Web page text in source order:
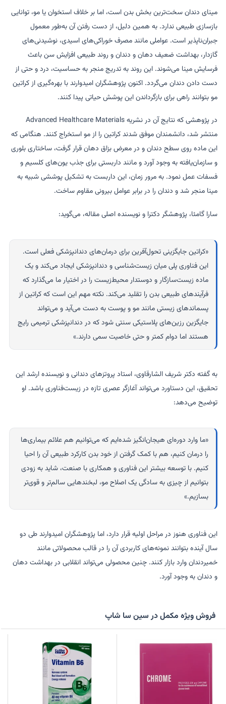
مینای دندان سخت‌ترین بخش بدن است، اما بر خلاف استخوان یا مو، توانایی
بازسازی طبیعی ندارد. به همین دلیل، از دست رفتن آن به‌طور معمول
جبران‌ناپذیر است. عواملی مانند مصرف خوراکی‌های اسیدی، نوشیدنی‌های
گازدار، بهداشت ضعیف دهان و دندان و روند طبیعی افزایش سن باعث
فرسایش مینا می‌شوند. این روند به تدریج منجر به حساسیت، درد و حتی از
دست دادن دندان می‌گردد. اکنون پژوهشگران امیدوارند با بهره‌گیری از کراتین
مو بتوانند راهی برای بازگرداندن این پوشش حیاتی پیدا کنند.
در پژوهشی که نتایج آن در نشریه Advanced Healthcare Materials
منتشر شد، دانشمندان موفق شدند کراتین را از مو استخراج کنند. هنگامی که
این ماده روی سطح دندان و در معرض بزاق دهان قرار گرفت، ساختاری بلوری
و سازمان‌یافته به وجود آورد و مانند داربستی برای جذب یون‌های کلسیم و
فسفات عمل نمود. به مرور زمان، این داربست به تشکیل پوششی شبیه به
مینا منجر شد و دندان را در برابر عوامل بیرونی مقاوم ساخت.
سارا گامئا، پژوهشگر دکترا و نویسنده اصلی مقاله، می‌گوید:
«کراتین جایگزینی تحول‌آفرین برای درمان‌های دندانپزشکی فعلی است.
این فناوری پلی میان زیست‌شناسی و دندانپزشکی ایجاد می‌کند و یک
ماده زیست‌سازگار و دوستدار محیط‌زیست را در اختیار ما می‌گذارد که
فرآیندهای طبیعی بدن را تقلید می‌کند. نکته مهم این است که کراتین از
پسماندهای زیستی مانند مو و پوست به دست می‌آید و می‌تواند
جایگزین رزین‌های پلاستیکی سنتی شود که در دندانپزشکی ترمیمی رایج
هستند اما دوام کمتر و حتی خاصیت سمی دارند.»
به گفته دکتر شریف الشارقاوی، استاد پروتزهای دندانی و نویسنده ارشد این
تحقیق، این دستاورد می‌تواند آغازگر عصری تازه در زیست‌فناوری باشد. او
توضیح می‌دهد:
«ما وارد دوره‌ای هیجان‌انگیز شده‌ایم که می‌توانیم هم علائم بیماری‌ها
را درمان کنیم، هم با کمک گرفتن از خود بدن کارکرد طبیعی آن را احیا
کنیم. با توسعه بیشتر این فناوری و همکاری با صنعت، شاید به زودی
بتوانیم از چیزی به سادگی یک اصلاح مو، لبخندهایی سالم‌تر و قوی‌تر
بسازیم.»
این فناوری هنوز در مراحل اولیه قرار دارد، اما پژوهشگران امیدوارند طی دو
سال آینده بتوانند نمونه‌های کاربردی آن را در قالب محصولاتی مانند
خمیردندان وارد بازار کنند. چنین محصولی می‌تواند انقلابی در بهداشت دهان
و دندان به وجود آورد.
فروش ویژه مکمل در سین سا شاپ